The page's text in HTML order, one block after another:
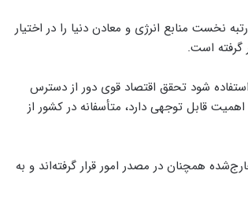
منابع انرژی و معادن دنیا را در اختیار
گرفته است.
شود تحقق اقتصاد قوی دور از دسترس
قابل توجهی دارد، متأسفانه در کشور از
همچنان در مصدر امور قرار گرفته‌اند و به